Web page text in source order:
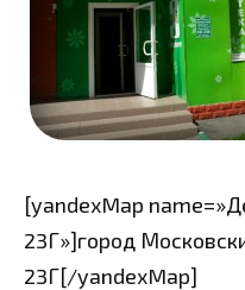
[yandexMap
23Г»]город
23Г[/yandexMap]